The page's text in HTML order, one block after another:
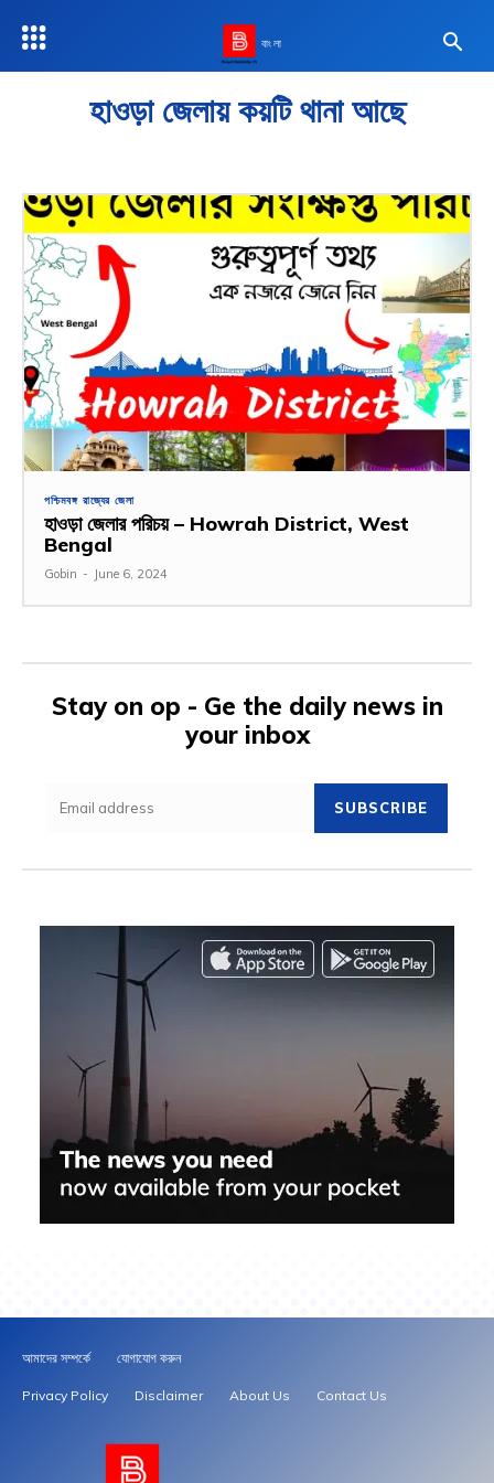
বাংলা
হাওড়া জেলায় কয়টি থানা আছে
পশ্চিমবঙ্গ রাজ্যের জেলা
হাওড়া জেলার পরিচয় – Howrah District, West
Bengal
Gobin - June 6, 2024
Stay on op - Ge the daily news in
your inbox
SUBSCRIBE
আমাদের সম্পর্কে যোগাযোগ করুন
Privacy Policy Disclaimer About Us Contact Us